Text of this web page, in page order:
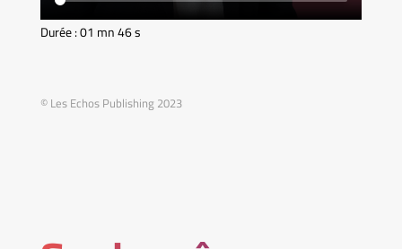
Durée : 01 mn 46 s
© Les Echos Publishing 2023